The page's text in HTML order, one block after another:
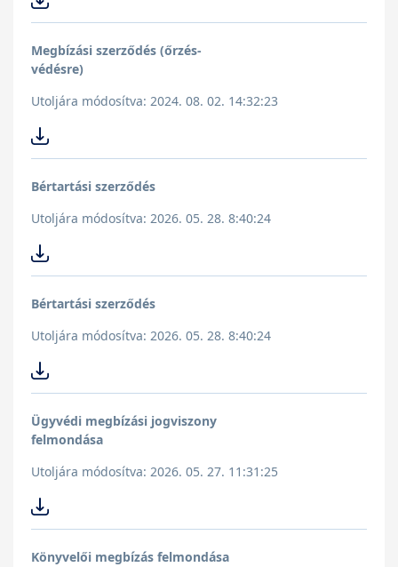
Megbízási szerződés (őrzés-
védésre)
Utoljára módosítva: 2024. 08. 02. 14:32:23
Bértartási szerződés
Utoljára módosítva: 2026. 05. 28. 8:40:24
Bértartási szerződés
Utoljára módosítva: 2026. 05. 28. 8:40:24
Ügyvédi megbízási jogviszony
felmondása
Utoljára módosítva: 2026. 05. 27. 11:31:25
Könyvelői megbízás felmondása